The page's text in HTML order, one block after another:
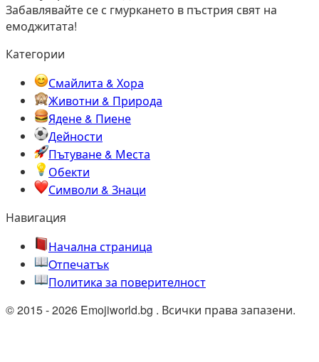
Забавлявайте се с гмуркането в пъстрия свят на
емоджитата!
Категории
Смайлита & Хора
Животни & Природа
Ядене & Пиене
Дейности
Пътуване & Места
Обекти
Символи & Знаци
Навигация
Начална страница
Oтпечатък
Политика за поверителност
© 2015 - 2026 Emojiworld.bg . Всички права запазени.